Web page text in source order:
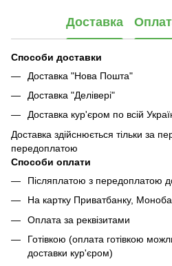
Доставка
Способи доставки
Доставка "Нова Пошта"
Доставка "Делівері"
Доставка кур'єром по всій
Доставка здійснюється тільки за
передоплатою
Способи оплати
Післяплатою з передоплатою
На картку Приватбанку,
Оплата за реквізитами
Готівкою (оплата готівкою
доставки кур'єром)